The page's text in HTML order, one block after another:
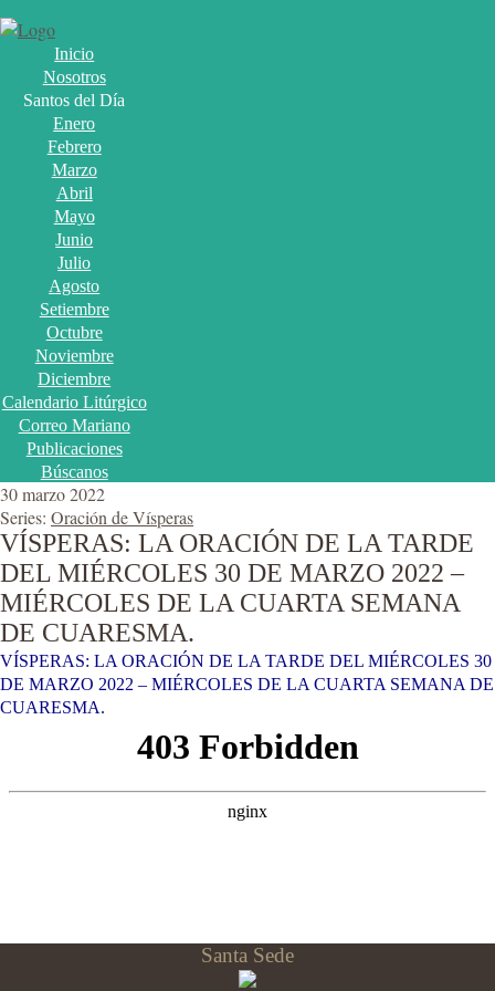
Inicio
Nosotros
Santos del Día
Enero
Febrero
Marzo
Abril
Mayo
Junio
Julio
Agosto
Setiembre
Octubre
Noviembre
Diciembre
Calendario Litúrgico
Correo Mariano
Publicaciones
Búscanos
30 marzo 2022
Series: Oración de Vísperas
VÍSPERAS: LA ORACIÓN DE LA TARDE
DEL MIÉRCOLES 30 DE MARZO 2022 –
MIÉRCOLES DE LA CUARTA SEMANA
DE CUARESMA.
VÍSPERAS: LA ORACIÓN DE LA TARDE DEL MIÉRCOLES 30
DE MARZO 2022 – MIÉRCOLES DE LA CUARTA SEMANA DE
CUARESMA.
Santa Sede